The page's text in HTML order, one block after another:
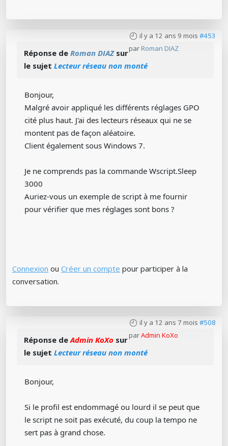
il y a 12 ans 9 mois #453
par Roman DIAZ
Réponse de Roman DIAZsur
le sujet Lecteur réseau non monté
Bonjour,
Malgré avoir appliqué les différents réglages GPO
cité plus haut. J'ai des lecteurs réseaux qui ne se
montent pas de façon aléatoire.
Client également sous Windows 7.
Je ne comprends pas la commande Wscript.Sleep
3000
Auriez-vous un exemple de script à me fournir
pour vérifier que mes réglages sont bons ?
Connexion ou Créer un compte pour participer à la
conversation.
il y a 12 ans 7 mois #508
parAdmin KoXo
Réponse deAdmin KoXo sur
le sujet Lecteur réseau non monté
Bonjour,
Si le profil est endommagé ou lourd il se peut que
le script ne soit pas exécuté, du coup la tempo ne
sert pas à grand chose.